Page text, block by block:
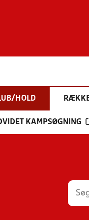
HOLD
KAMPSØGNING